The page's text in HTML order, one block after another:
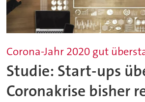
Corona-Jahr 2020 gut
Studie: Start-ups
Coronakrise bisher